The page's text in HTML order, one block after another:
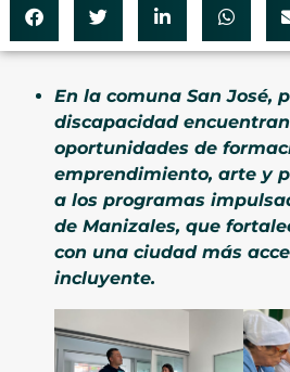
En la comuna San José,
discapacidad
oportunidades de
emprendimiento, arte y
a los programas
de Manizales, que
con una ciudad más
incluyente.